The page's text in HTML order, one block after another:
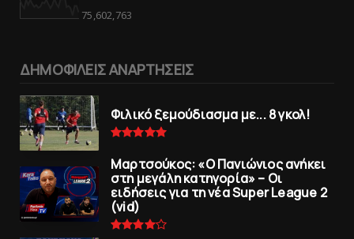
75,602,763
ΔΗΜΟΦΙΛΕΙΣ ΑΝΑΡΤΗΣΕΙΣ
Φιλικό ξεμούδιασμα με... 8 γκολ!
Μαρτσούκος: «Ο Πανιώνιος ανήκει
στη μεγάλη κατηγορία» – Οι
ειδήσεις για τη νέα Super League 2
(vid)